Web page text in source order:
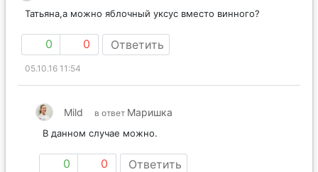
Татьяна,а можно яблочный уксус вместо винного?
0 0 Ответить
05.10.16 11:54
Mild в ответ Маришка
В данном случае можно.
0 0 Ответить